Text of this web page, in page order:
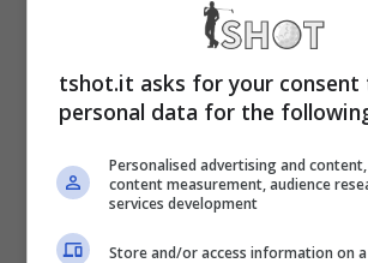
Madrid: Ancelotti lo
spingerebbe in
Carlo Ancelotti, conoscendo
piazze in particolare, potrebbe
“tramite” per quello che è
tshot.it asks for your consent
personal data for the
Personalised advertising and
content measurement, audience
services development
Store and/or access information on